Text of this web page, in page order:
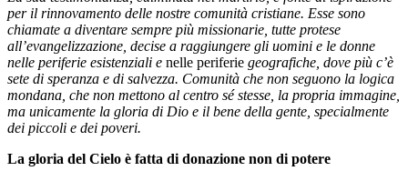
per il rinnovamento delle nostre comunità cristiane. Esse sono
chiamate a diventare sempre più missionarie, tutte protese
all’evangelizzazione, decise a raggiungere gli uomini e le donne
nelle periferie esistenziali e nelle periferie geografiche, dove più c’è
sete di speranza e di salvezza. Comunità che non seguono la logica
mondana, che non mettono al centro sé stesse, la propria immagine,
ma unicamente la gloria di Dio e il bene della gente, specialmente
dei piccoli e dei poveri.
La gloria del Cielo è fatta di donazione non di potere